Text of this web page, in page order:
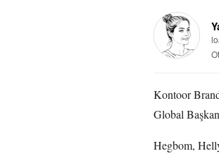
Kontoor
Global
Hegbom,